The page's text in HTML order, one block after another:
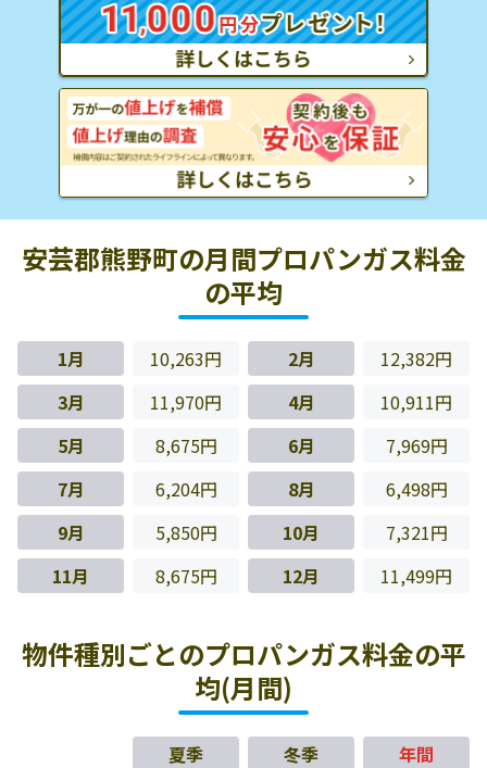
安芸郡熊野町の月間プロパンガス料金
の平均
1月 10,263円 2月
12,382円
3月
11,970円 4月
10,911円
5月
8,675円 6月
7,969円
7月
6,204円 8月
6,498円
9月
5,850円 10月
7,321円
11月
8,675円 12月 11,499円
物件種別ごとのプロパンガス料金の平
均(月間)
夏季 冬季
年間